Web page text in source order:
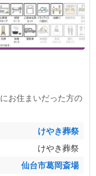
にお住まいだった方の
けやき葬祭
けやき葬祭
仙台市葛岡斎場